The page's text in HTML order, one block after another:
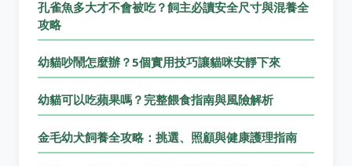
孔雀魚多大才不會被吃？飼主必讀安全尺寸與混養全
攻略
幼貓吵鬧怎麼辦？5個實用技巧讓貓咪安靜下來
幼貓可以吃蘋果嗎？完整餵食指南與風險解析
金毛幼犬飼養全攻略：挑選、照顧與健康護理指南